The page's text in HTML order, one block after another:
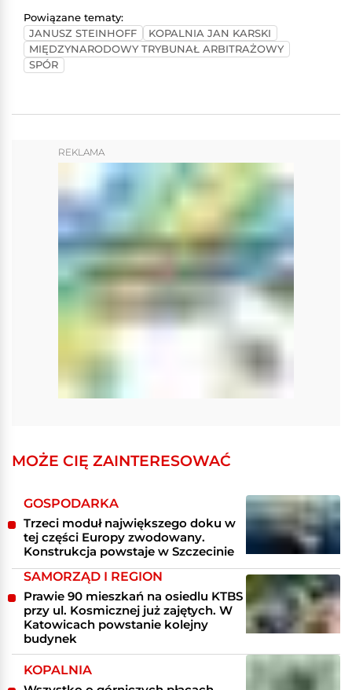
Powiązane tematy:
JANUSZ STEINHOFF
KOPALNIA JAN KARSKI
MIĘDZYNARODOWY TRYBUNAŁ ARBITRAŻOWY
SPÓR
REKLAMA
MOŻE CIĘ ZAINTERESOWAĆ
GOSPODARKA
Trzeci moduł największego doku w
tej części Europy zwodowany.
Konstrukcja powstaje w Szczecinie
SAMORZĄD I REGION
Prawie 90 mieszkań na osiedlu KTBS
przy ul. Kosmicznej już zajętych. W
Katowicach powstanie kolejny
budynek
KOPALNIA